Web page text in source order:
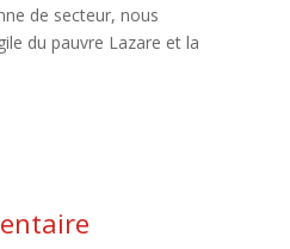
de secteur, nous
du pauvre Lazare et la